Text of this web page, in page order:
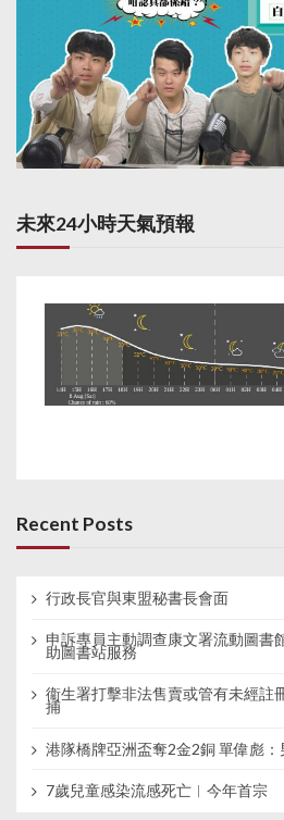
未來24小時天氣預報
Recent Posts
行政長官與東盟秘書長會面
申訴專員主動調查康文署流動圖書
助圖書站服務
衞生署打擊非法售賣或管有未經註
捕
港隊橋牌亞洲盃奪2金2銅 單偉彪：
7歲兒童感染流感死亡︱今年首宗